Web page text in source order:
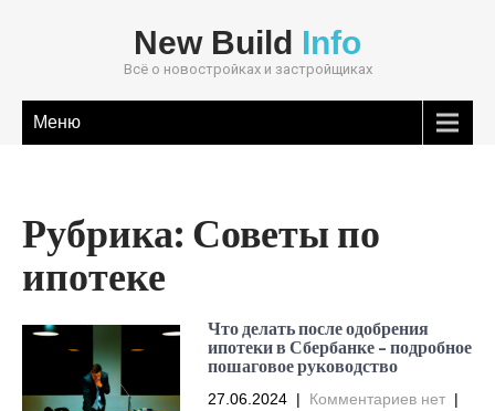
New Build Info
Всё о новостройках и застройщиках
Меню
Рубрика: Советы по
ипотеке
Что делать после одобрения
ипотеки в Сбербанке – подробное
пошаговое руководство
27.06.2024 | Комментариев нет |